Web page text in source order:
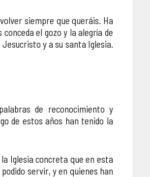
siempre que queráis. Ha
el gozo y la alegría de
y a su santa Iglesia.
de reconocimiento y
de estos años han tenido la
Iglesia concreta que en esta
servir, y en quienes han